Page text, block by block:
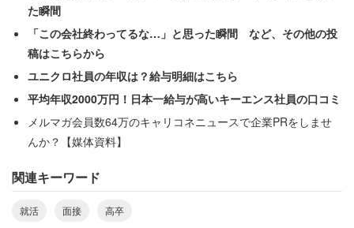
と「言い返しちゃってました」というから、肝が据わって
いる。そして「今回の応募は無かったことにしてくださ
い」と伝え、その場を後にしたそうだ。反撃された奥様が
どんなリアクションをしていたのか、気になるところだ。
た瞬間
「この会社終わってるな…」と思った瞬間 など、その他の投
稿はこちらから
ユニクロ社員の年収は？給与明細はこちら
平均年収2000万円！日本一給与が高いキーエンス社員の口コミ
メルマガ会員数64万のキャリコネニュースで企業PRをしませ
んか？【媒体資料】
関連キーワード
就活 面接 高卒